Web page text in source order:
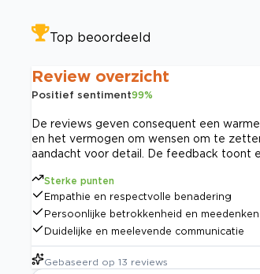
Top beoordeeld
Review overzicht
Positief sentiment99%
De reviews geven consequent een
en het vermogen om wensen om te
aandacht voor detail. De feedback toont
Sterke punten
Empathie en respectvolle benadering
Persoonlijke betrokkenheid en meedenken
Duidelijke en meelevende communicatie
Gebaseerd op 13 reviews